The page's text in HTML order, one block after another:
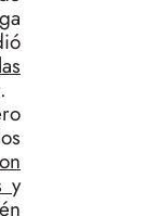
y